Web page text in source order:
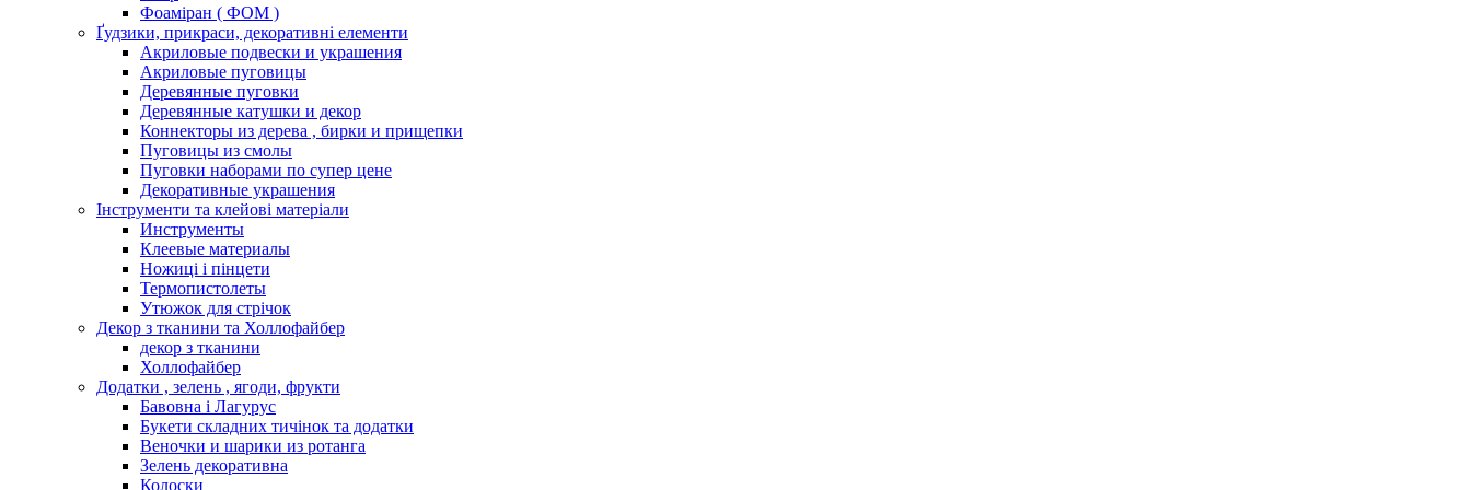
Фоаміран ( ФОМ )
Ґудзики, прикраси, декоративні елементи
Акриловые подвески и украшения
Акриловые пуговицы
Деревянные пуговки
Деревянные катушки и декор
Коннекторы из дерева , бирки и прищепки
Пуговицы из смолы
Пуговки наборами по супер цене
Декоративные украшения
Інструменти та клейові матеріали
Инструменты
Клеевые материалы
Ножиці і пінцети
Термопистолеты
Утюжок для стрічок
Декор з тканини та Холлофайбер
декор з тканини
Холлофайбер
Додатки , зелень , ягоди, фрукти
Бавовна і Лагурус
Букети складних тичінок та додатки
Веночки и шарики из ротанга
Зелень декоративна
Колоски